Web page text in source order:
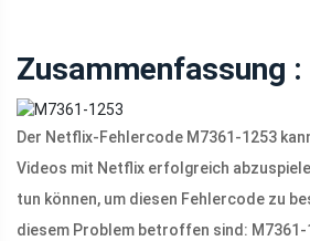
Zusammenfassung :
Der Netflix-Fehlercode M7361-1253
Videos mit Netflix erfolgreich
tun können, um diesen Fehlercode zu
diesem Problem betroffen sind: M7361-